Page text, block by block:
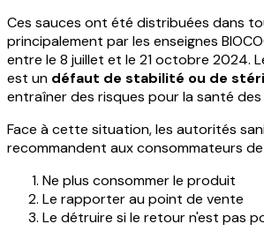
Ces sauces ont été distribuées dans
principalement par les enseignes
entre le 8 juillet et le 21 octobre 2024.
est un défaut de stabilité ou de
entraîner des risques pour la santé
Face à cette situation, les autorités
recommandent aux consommateurs de
Ne plus consommer le produit
Le rapporter au point de vente
Le détruire si le retour n'est pas